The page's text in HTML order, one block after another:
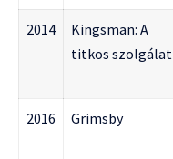
2014
Kingsman: A
titkos szolgálat
2016 Grimsby